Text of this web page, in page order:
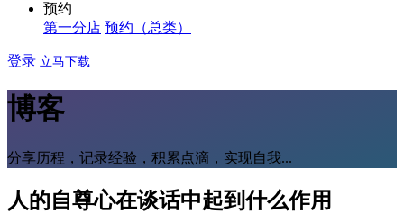
预约
第一分店 预约（总类）
登录 立马下载
博客
分享历程，记录经验，积累点滴，实现自我...
人的自尊心在谈话中起到什么作用